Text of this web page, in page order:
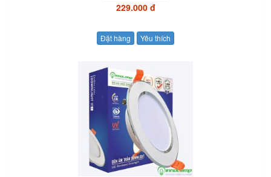
229.000 đ
Đặt hàng Yêu thích